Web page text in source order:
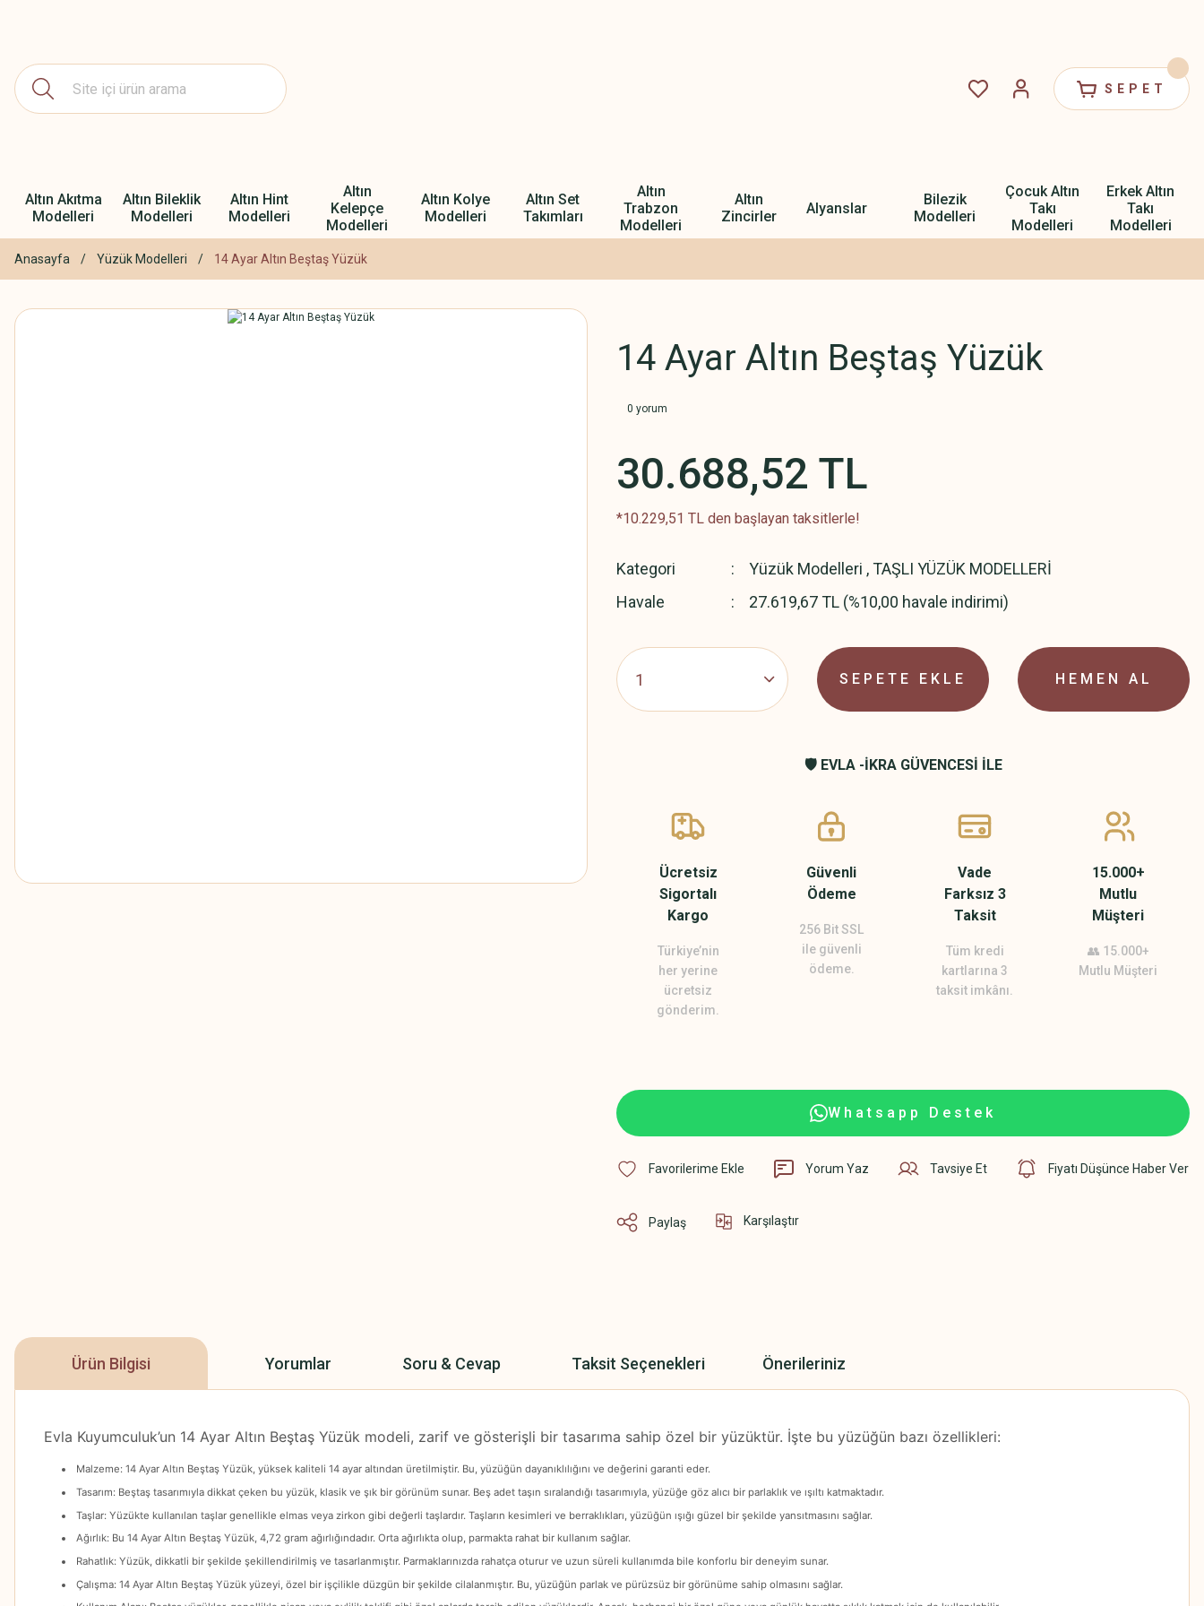
SEPET
Altın Akıtma
Modelleri
Altın Bileklik
Modelleri
Altın Hint
Modelleri
Altın
Kelepçe
Modelleri
Altın Kolye
Modelleri
Altın Set
Takımları
Altın
Trabzon
Modelleri
Altın
Zincirler
Alyanslar
Bilezik
Modelleri
Çocuk Altın
Takı
Modelleri
Erkek Altın
Takı
Modelleri
Anasayfa Yüzük Modelleri 14 Ayar Altın Beştaş Yüzük
14 Ayar Altın Beştaş Yüzük
0 yorum
30.688,52 TL
*10.229,51 TL den başlayan taksitlerle!
Kategori Yüzük Modelleri ,TAŞLI YÜZÜK MODELLERİ
Havale
27.619,67 TL (%10,00 havale indirimi)
SEPETE EKLE HEMEN AL
🛡️ EVLA -İKRA GÜVENCESİ İLE
Ücretsiz
Sigortalı
Kargo
Türkiye’nin
her yerine
ücretsiz
gönderim.
Güvenli
Ödeme
256 Bit SSL
ile güvenli
ödeme.
Vade
Farksız 3
Taksit
Tüm kredi
kartlarına 3
taksit imkânı.
15.000+
Mutlu
Müşteri
👥 15.000+
Mutlu Müşteri
Whatsapp Destek
Yorum Yaz Tavsiye Et Fiyatı Düşünce Haber Ver
Paylaş Karşılaştır
Ürün Bilgisi Yorumlar Soru & Cevap Taksit Seçenekleri Önerileriniz
Evla Kuyumculuk’un 14 Ayar Altın Beştaş Yüzük modeli, zarif ve gösterişli bir tasarıma sahip özel bir yüzüktür. İşte bu yüzüğün bazı özellikleri:
Malzeme: 14 Ayar Altın Beştaş Yüzük, yüksek kaliteli 14 ayar altından üretilmiştir. Bu, yüzüğün dayanıklılığını ve değerini garanti eder.
Tasarım: Beştaş tasarımıyla dikkat çeken bu yüzük, klasik ve şık bir görünüm sunar. Beş adet taşın sıralandığı tasarımıyla, yüzüğe göz alıcı bir parlaklık ve ışıltı katmaktadır.
Taşlar: Yüzükte kullanılan taşlar genellikle elmas veya zirkon gibi değerli taşlardır. Taşların kesimleri ve berraklıkları, yüzüğün ışığı güzel bir şekilde yansıtmasını sağlar.
Ağırlık: Bu 14 Ayar Altın Beştaş Yüzük, 4,72 gram ağırlığındadır. Orta ağırlıkta olup, parmakta rahat bir kullanım sağlar.
Rahatlık: Yüzük, dikkatli bir şekilde şekillendirilmiş ve tasarlanmıştır. Parmaklarınızda rahatça oturur ve uzun süreli kullanımda bile konforlu bir deneyim sunar.
Çalışma: 14 Ayar Altın Beştaş Yüzük yüzeyi, özel bir işçilikle düzgün bir şekilde cilalanmıştır. Bu, yüzüğün parlak ve pürüzsüz bir görünüme sahip olmasını sağlar.